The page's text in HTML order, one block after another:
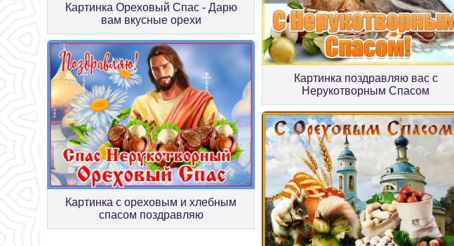
Картинка Ореховый Спас - Дарю
вам вкусные орехи
Картинка поздравляю вас с
Нерукотворным Спасом
Картинка с ореховым и хлебным
спасом поздравляю